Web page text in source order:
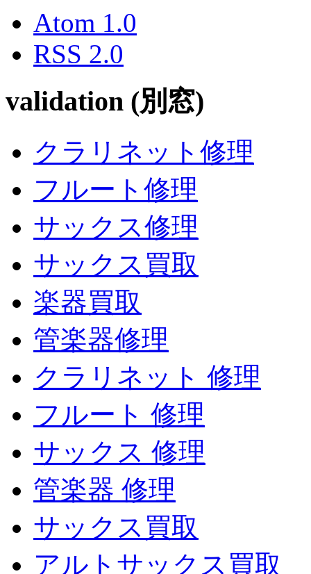
Atom 1.0
RSS 2.0
validation (別窓)
クラリネット修理
フルート修理
サックス修理
サックス買取
楽器買取
管楽器修理
クラリネット 修理
フルート 修理
サックス 修理
管楽器 修理
サックス買取
アルトサックス買取